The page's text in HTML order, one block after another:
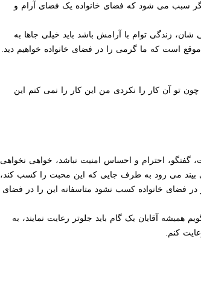
سبب می شود که فضای خانواده یک فضای آرام و
زندگی توام با آرامش باشد باید خیلی جاها به
است که ما گرمی را در فضای خانواده خواهیم دید.
تو آن کار را نکردی من این کار را نمی کنم این
گفتگو، احترام و احساس امنیت نباشد، خواهی نخواهی
بیند می رود به طرف جایی که این محبت را کسب کند،
در فضای خانواده کسب نشود متاسفانه این را در فضای
همیشه آقایان یک گام باید جلوتر رعایت نمایند، به
کنم.